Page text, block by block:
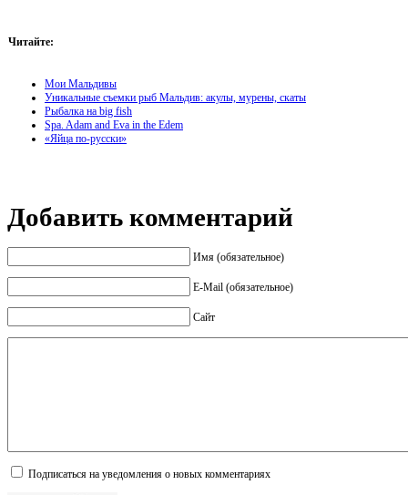
Читайте:
Мои Мальдивы
Уникальные съемки рыб Мальдив: акулы, мурены, скаты
Рыбалка на big fish
Spa. Adam and Eva in the Edem
«Яйца по-русски»
Добавить комментарий
Имя (обязательное)
E-Mail (обязательное)
Сайт
Подписаться на уведомления о новых комментариях